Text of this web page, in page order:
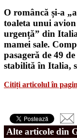
O româncă și-a
toaleta unui
urgență” din
mamei sale.
pasageră de 49
stabilită în Italia,
Citiți articolul în
Alte articole din